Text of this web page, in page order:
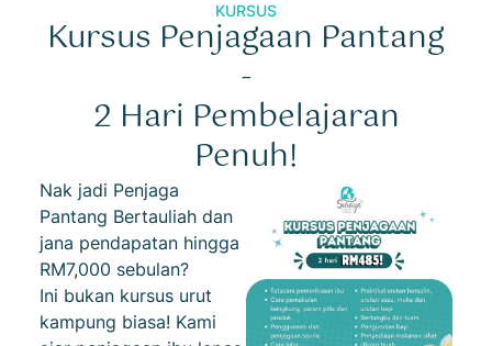
KURSUS
Kursus Penjagaan Pantang
-
2 Hari Pembelajaran
Penuh!
Nak jadi Penjaga
Pantang Bertauliah dan
jana pendapatan hingga
RM7,000 sebulan?
Ini bukan kursus urut
kampung biasa! Kami